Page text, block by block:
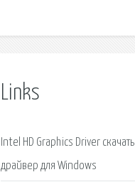
Links
Intel HD Graphics Driver скачать
драйвер для Windows